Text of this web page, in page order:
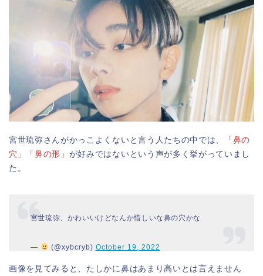
宮世琉弥さんがかっこよくないと言う人たちの中では、
「鼻の
穴」「鼻の形」 が好みではないという声が多く挙がっていまし
た。
宮世琉弥、かわいいけどなんか惜しいな鼻の穴かな
— (@xybcryb) October 19, 2022
画像を見てみると、たしかに鼻はあまり高いとは言えません